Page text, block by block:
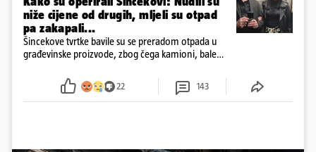
niže cijene od drugih, mljeli su otpad
pa zakapali...
Šincekove tvrtke bavile su se preradom otpada u
građevinske proizvode, zbog čega kamioni, bale
22 143